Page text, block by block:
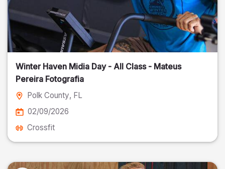
Winter Haven Midia Day - All Class - Mateus
Pereira Fotografia
Polk County, FL
02/09/2026
Crossfit